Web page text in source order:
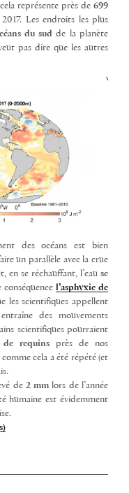
représente près de 699
2017. Les endroits les plus
du sud
de la planète
pas dire que les autres
des océans est bien
un parallèle avec la crue
en se réchauffant, l’eau se
conséquence l’asphyxie de
les scientifiques appellent
des mouvements
scientifiques pourraient
requinsprès de nos
comme cela a été répété (et
de2 mm lors de l’année
humaine est évidemment